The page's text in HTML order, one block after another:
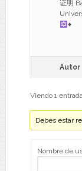
证明
♦
Autor
Viendo 1
Debes estar
Nombre de